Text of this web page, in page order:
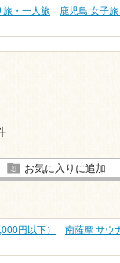
旅・一人旅
鹿児島 女子
お気に入りに追加
円以下） 南薩摩 サウ